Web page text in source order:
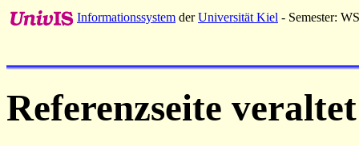
Informationssystem derUniversität Kiel - Semester:
Referenzseite veraltet